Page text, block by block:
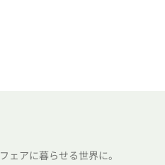
ェアに暮らせる世界に。